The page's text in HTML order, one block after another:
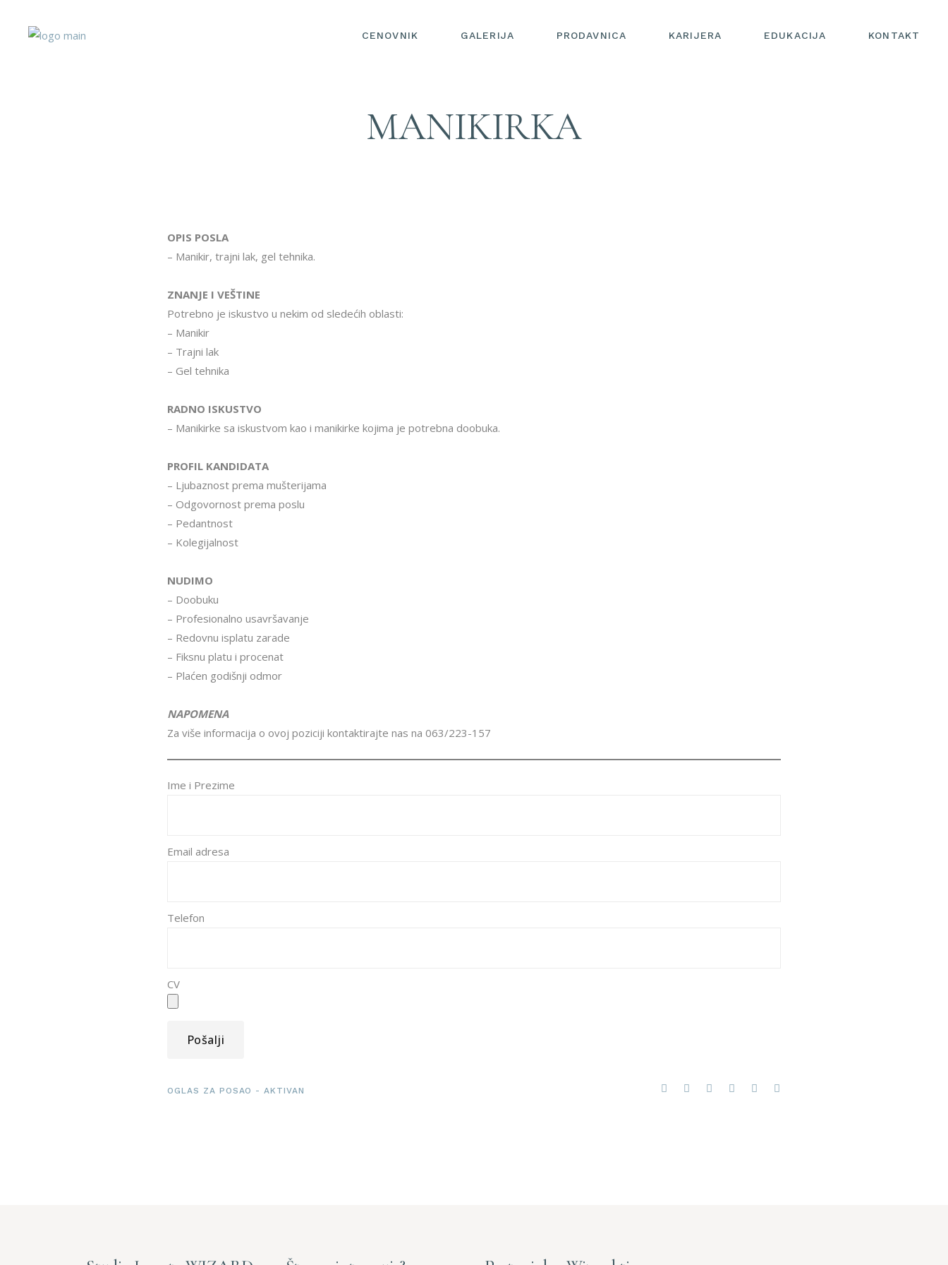
CENOVNIK
UŠĆE SALON I NAIL
GALERIJA PRODAVNICA KARIJERA EDUKACIJA KONTAKT
MANIKIRKA
OPIS POSLA
– Manikir, trajni lak, gel tehnika.
ZNANJE I VEŠTINE
Potrebno je iskustvo u nekim od sledećih oblasti:
– Manikir
– Trajni lak
– Gel tehnika
RADNO ISKUSTVO
– Manikirke sa iskustvom kao i manikirke kojima je potrebna doobuka.
PROFIL KANDIDATA
– Ljubaznost prema mušterijama
– Odgovornost prema poslu
– Pedantnost
– Kolegijalnost
NUDIMO
– Doobuku
– Profesionalno usavršavanje
– Redovnu isplatu zarade
– Fiksnu platu i procenat
– Plaćen godišnji odmor
NAPOMENA
Za više informacija o ovoj poziciji kontaktirajte nas na 063/223-157
Ime i Prezime
Email adresa
Telefon
CV
Pošalji
OGLAS ZA POSAO - AKTIVAN